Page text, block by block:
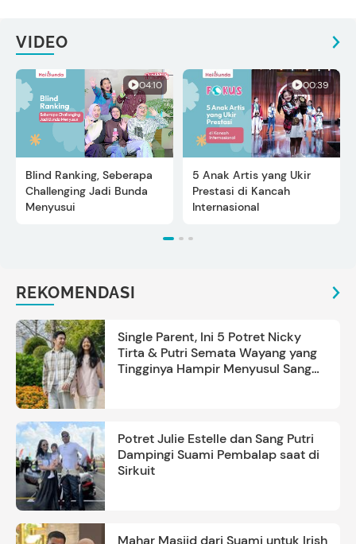
VIDEO
04:10
Blind Ranking, Seberapa
Challenging Jadi Bunda
Menyusui
00:39
5 Anak Artis yang Ukir
Prestasi di Kancah
Internasional
REKOMENDASI
Single Parent, Ini 5 Potret Nicky
Tirta & Putri Semata Wayang yang
Tingginya Hampir Menyusul Sang
Potret Julie Estelle dan Sang Putri
Dampingi Suami Pembalap saat di
Sirkuit
Mahar Masjid dari Suami untuk Irish